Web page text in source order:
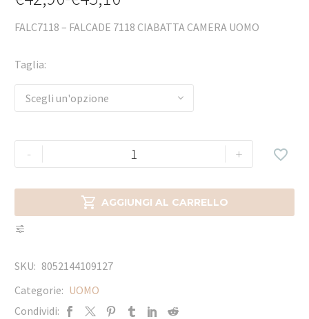
FALC7118 – FALCADE 7118 CIABATTA CAMERA UOMO
Taglia
Scegli un'opzione
- +
 AGGIUNGI AL CARRELLO

SKU: 8052144109127
Categorie: UOMO
Condividi: